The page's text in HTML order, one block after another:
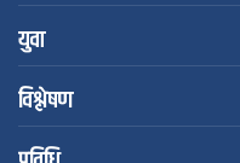
युवा
विश्लेषण